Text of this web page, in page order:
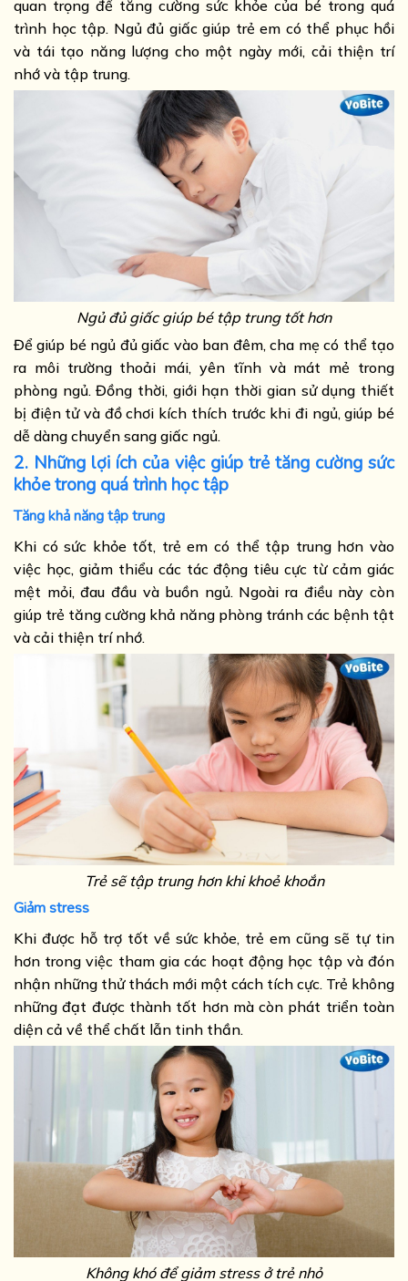
quan trọng để tăng cường sức khỏe của bé trong quá
trình học tập. Ngủ đủ giấc giúp trẻ em có thể phục hồi
và tái tạo năng lượng cho một ngày mới, cải thiện trí
nhớ và tập trung.
Ngủ đủ giấc giúp bé tập trung tốt hơn
Để giúp bé ngủ đủ giấc vào ban đêm, cha mẹ có thể tạo
ra môi trường thoải mái, yên tĩnh và mát mẻ trong
phòng ngủ. Đồng thời, giới hạn thời gian sử dụng thiết
bị điện tử và đồ chơi kích thích trước khi đi ngủ, giúp bé
dễ dàng chuyển sang giấc ngủ.
2. Những lợi ích của việc giúp trẻ tăng cường sức
khỏe trong quá trình học tập
Tăng khả năng tập trung
Khi có sức khỏe tốt, trẻ em có thể tập trung hơn vào
việc học, giảm thiểu các tác động tiêu cực từ cảm giác
mệt mỏi, đau đầu và buồn ngủ. Ngoài ra điều này còn
giúp trẻ tăng cường khả năng phòng tránh các bệnh tật
và cải thiện trí nhớ.
Trẻ sẽ tập trung hơn khi khoẻ khoắn
Giảm stress
Khi được hỗ trợ tốt về sức khỏe, trẻ em cũng sẽ tự tin
hơn trong việc tham gia các hoạt động học tập và đón
nhận những thử thách mới một cách tích cực. Trẻ không
những đạt được thành tốt hơn mà còn phát triển toàn
diện cả về thể chất lẫn tinh thần.
Không khó để giảm stress ở trẻ nhỏ